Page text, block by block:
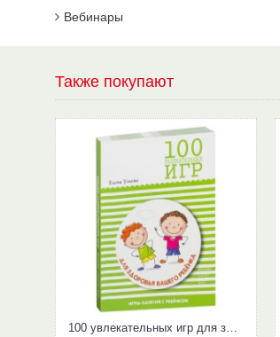
Вебинары
Также покупают
100 увлекательных игр для здоровья вашего ребенка